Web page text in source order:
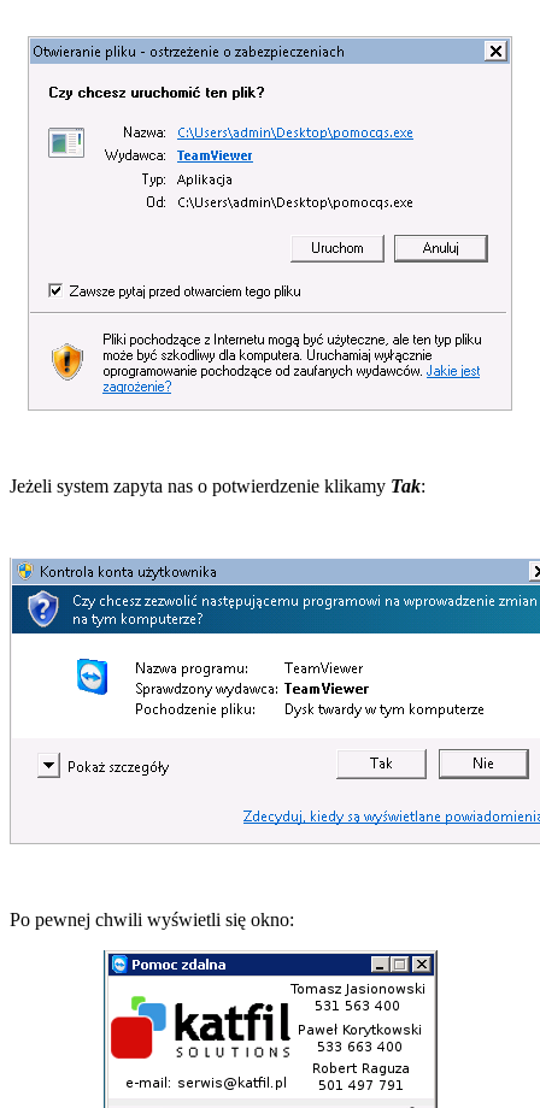
Jeżeli system zapyta nas o potwierdzenie klikamy Tak:
Po pewnej chwili wyświetli się okno: